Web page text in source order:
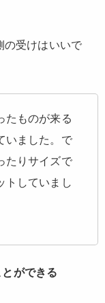
の受けはいいで
たものが来る
いました。で
たりサイズで
トしていまし
ができる